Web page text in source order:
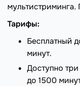
мультистриминга.
Тарифы:
Бесплатный
минут.
Доступно
до 1500